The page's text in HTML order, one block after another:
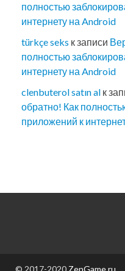
полностью
интернету на Android
türkçe seks к записи
полностью
интернету на Android
clenbuterol satın al к
обратно! Как
приложений к